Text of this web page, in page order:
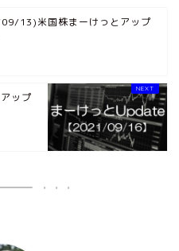
13)米国株まーけっとアップ
ップ